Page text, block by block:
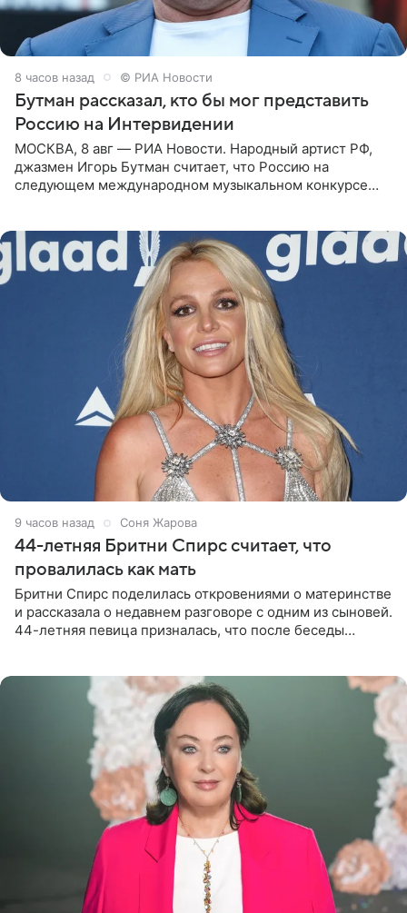
8 часов назад © РИА Новости
Бутман рассказал, кто бы мог представить
Россию на Интервидении
МОСКВА, 8 авг — РИА Новости. Народный артист РФ,
джазмен Игорь Бутман считает, что Россию на
следующем международном музыкальном конкурсе
9 часов назад Соня Жарова
44-летняя Бритни Спирс считает, что
провалилась как мать
Бритни Спирс поделилась откровениями о материнстве
и рассказала о недавнем разговоре с одним из сыновей.
44-летняя певица призналась, что после беседы